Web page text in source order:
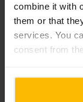
combine it with
them or that
services. You
consent from the
En
Dæmpet belysning
aftenstemning.
frem for stille